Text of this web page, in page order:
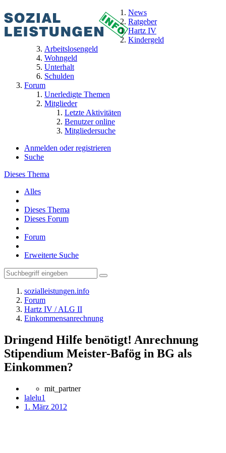
News
Ratgeber
Hartz IV
Kindergeld
Arbeitslosengeld
Wohngeld
Unterhalt
Schulden
Forum
Unerledigte Themen
Mitglieder
Letzte Aktivitäten
Benutzer online
Mitgliedersuche
Anmelden oder registrieren
Suche
Dieses Thema
Alles
Dieses Thema
Dieses Forum
Forum
Erweiterte Suche
sozialleistungen.info
Forum
Hartz IV / ALG II
Einkommensanrechnung
Dringend Hilfe benötigt! Anrechnung
Stipendium Meister-Bafög in BG als
Einkommen?
mit_partner
lalelu1
1. März 2012